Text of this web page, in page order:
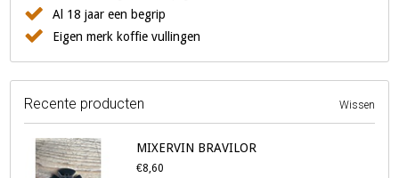
Al 18 jaar een begrip
Eigen merk koffie vullingen
Recente producten Wissen
MIXERVIN BRAVILOR
€8,60